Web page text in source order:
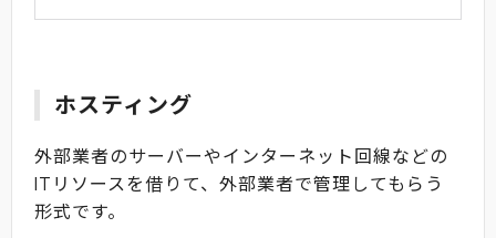
ホスティング
外部業者のサーバーやインターネット回線などの
ITリソースを借りて、外部業者で管理してもらう
形式です。